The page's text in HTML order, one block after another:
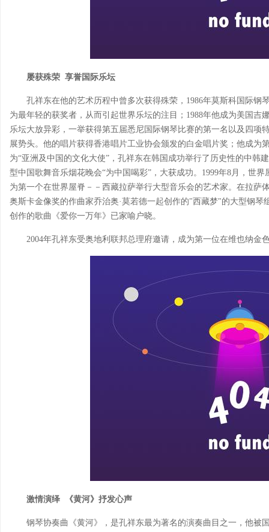
屡获殊荣 享誉国际乐坛
孔祥东在他的艺术历程中曾多次获得殊荣，1986年莫斯科国际钢
为最年轻的获奖者，从而引起世界乐坛的注目；1988年他成为美国吉
乐坛大放异彩，一举获得第五届悉尼国际钢琴比赛的第一名以及四项
展势头。他的唱片获得香港唱片工业协会颁发的白金唱片奖；他成为
为“亚洲及中国的文化大使”，孔祥东在韩国成功举行了历史性的中韩
型中国歌舞音乐烟花晚会“为中国喝彩”，大获成功。1999年8月，世
为第一个在世界屋脊－－西藏拉萨举行大型音乐会的艺术家。在拉萨
奥斯卡金像奖的作曲家乔治奥·莫若德一起创作的"西藏梦"的大型钢
创作的歌曲《爱你一万年》已家喻户晓。
2004年孔祥东受奥地利联邦总理府邀请，成为第一位在维也纳金
激情演绎 《黄河》抒发心声
钢琴协奏曲《黄河》，是孔祥东最为著名的演奏曲目之一，他被